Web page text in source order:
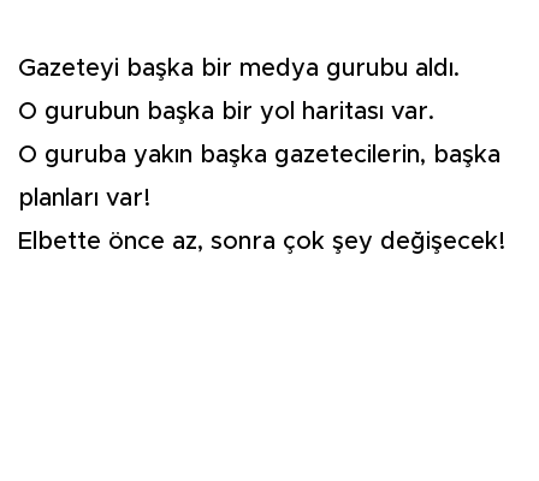
Gazeteyi başka bir medya gurubu aldı.
O gurubun başka bir yol haritası var.
O guruba yakın başka gazetecilerin, başka
planları var!
Elbette önce az, sonra çok şey değişecek!